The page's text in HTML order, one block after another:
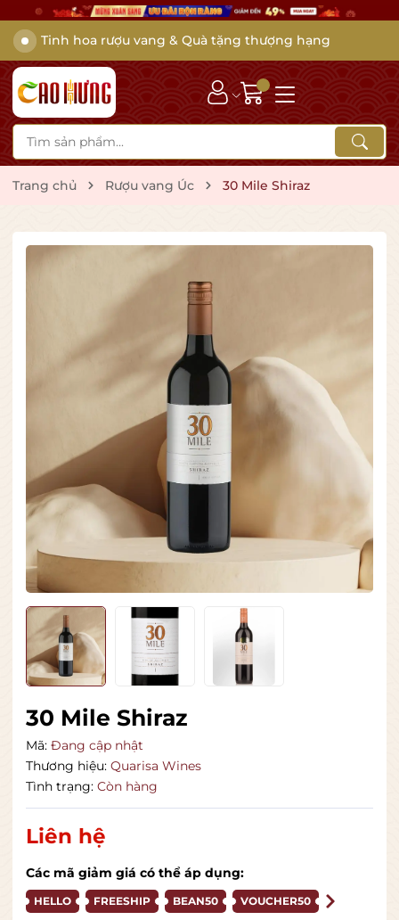
Tinh hoa rượu vang & Quà tặng thượng hạng
Trang chủ Rượu vang Úc 30 Mile Shiraz
30 Mile Shiraz
Mã: Đang cập nhật
Thương hiệu: Quarisa Wines
Tình trạng: Còn hàng
Liên hệ
Các mã giảm giá có thể áp dụng:
HELLO FREESHIP BEAN50 VOUCHER50